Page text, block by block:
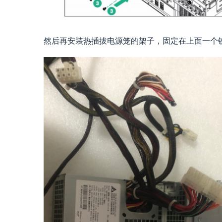
然后再安装热插拔电源笼的架子，固定在上面一个